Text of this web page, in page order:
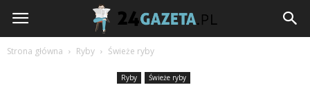
24gazeta.pl
Strona główna Ryby Świeże ryby
Ryby Świeże ryby